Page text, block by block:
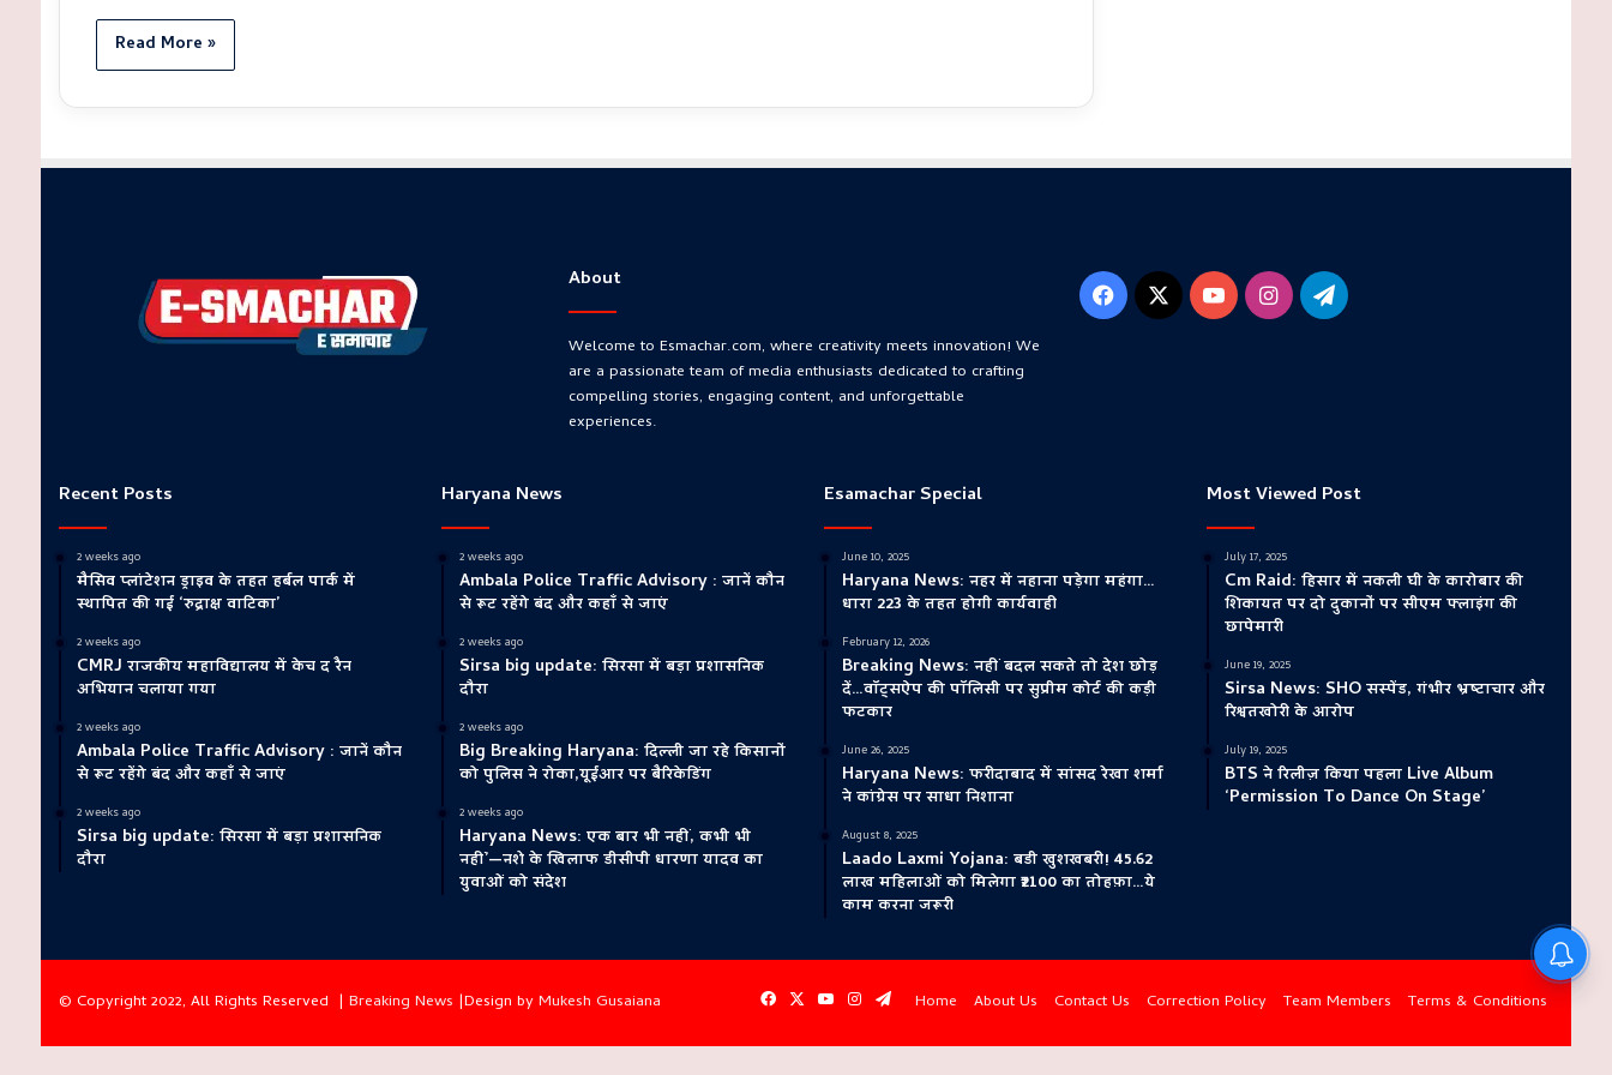
Read More »
About
Welcome to Esmachar.com, where creativity meets innovation! We
are a passionate team of media enthusiasts dedicated to crafting
compelling stories, engaging content, and unforgettable
experiences.
Facebook
X YouTubeInstagramTelegram
Recent Posts
2 weeks ago
मैसिव प्लांटेशन ड्राइव के तहत हर्बल पार्क में
स्थापित की गई ‘रुद्राक्ष वाटिका’
2 weeks ago
CMRJ राजकीय महाविद्यालय में केच द रैन
अभियान चलाया गया
2 weeks ago
Ambala Police Traffic Advisory : जानें कौन
से रूट रहेंगे बंद और कहाँ से जाएं
2 weeks ago
Sirsa big update: सिरसा में बड़ा प्रशासनिक
दौरा
Haryana News
2 weeks ago
Ambala Police Traffic Advisory : जानें कौन
से रूट रहेंगे बंद और कहाँ से जाएं
2 weeks ago
Sirsa big update: सिरसा में बड़ा प्रशासनिक
दौरा
2 weeks ago
Big Breaking Haryana: दिल्ली जा रहे किसानों
को पुलिस ने रोका,यूईआर पर बैरिकेडिंग
2 weeks ago
Haryana News: एक बार भी नहीं, कभी भी
नहीं’—नशे के खिलाफ डीसीपी धारणा यादव का
युवाओं को संदेश
Esamachar Special
June 10, 2025
Haryana News: नहर में नहाना पड़ेगा महंगा…
धारा 223 के तहत होगी कार्यवाही
February 12, 2026
Breaking News: नहीं बदल सकते तो देश छोड़
दें…वॉट्सऐप की पॉलिसी पर सुप्रीम कोर्ट की कड़ी
फटकार
June 26, 2025
Haryana News: फरीदाबाद में सांसद रेखा शर्मा
ने कांग्रेस पर साधा निशाना
August 8, 2025
Laado Laxmi Yojana: बडी खुशखबरी! 45.62
लाख महिलाओं को मिलेगा ₹2100 का तोहफ़ा…ये
काम करना जरूरी
Most Viewed Post
July 17, 2025
Cm Raid: हिसार में नकली घी के कारोबार की
शिकायत पर दो दुकानों पर सीएम फ्लाइंग की
छापेमारी
June 19, 2025
Sirsa News: SHO सस्पेंड, गंभीर भ्रष्टाचार और
रिश्वतखोरी के आरोप
July 19, 2025
BTS ने रिलीज़ किया पहला Live Album
‘Permission To Dance On Stage’
© Copyright 2022, All Rights Reserved | Breaking News |Design byMukesh Gusaiana Home About Us Contact Us Correction Policy Team Members Terms & Conditions
Facebook
X YouTubeInstagram
Telegram